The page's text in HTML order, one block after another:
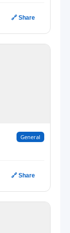
🔗 Share
General
🔗 Share